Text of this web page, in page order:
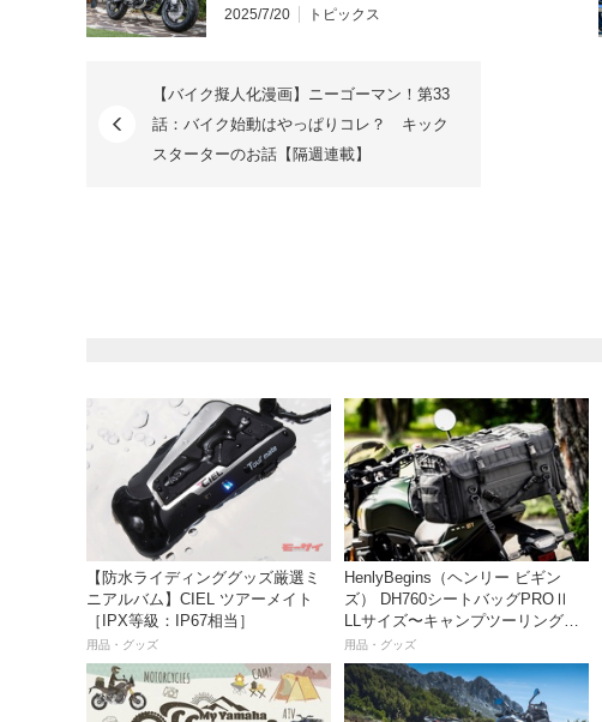
2025/7/20 トピックス
【バイク擬人化漫画】ニーゴーマン！第33
話：バイク始動はやっぱりコレ？ キック
スターターのお話【隔週連載】
【防水ライディンググッズ厳選ミ
ニアルバム】CIEL ツアーメイト
［IPX等級：IP67相当］
用品・グッズ
HenlyBegins（ヘンリー ビギン
ズ） DH760シートバッグPROⅡ
LLサイズ〜キャンプツーリングに
も安心の大容量ツアーバッグ〜
用品・グッズ